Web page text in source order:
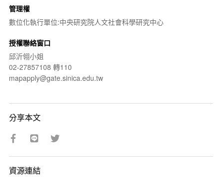
管理權
數位化執行單位:中央研究院人文社會科學研究中心
授權聯絡窗口
邱沂翎小姐
02-27857108 轉110
mapapply@gate.sinica.edu.tw
分享本文
資源連結